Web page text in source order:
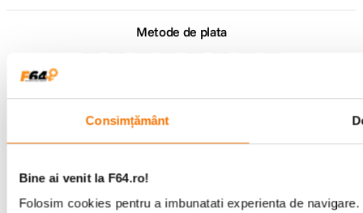
Consimțământ
Bine ai venit la F64.ro!
Folosim cookies pentru a imbunatati experienta de
Metode de plata
Comenzi si suport
+40 21 270 0050
Program de lucru
09:00 - 21:00
Bd-ul Unirii 64, Bucuresti